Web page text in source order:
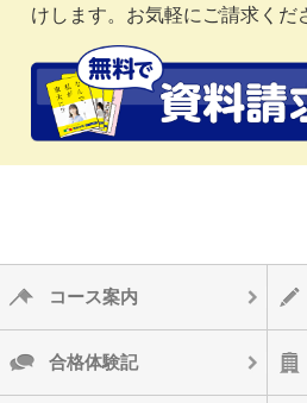
けします。お気軽にご請求くだ
コース案内
合格体験記